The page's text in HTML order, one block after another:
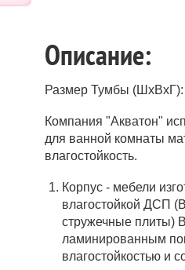
Описание:
Размер Тумбы (ШхВхГ):
Компания "Акватон"
для ванной комнаты
влагостойкость.
Корпус - мебели
влагостойкой ДСП
стружечные плиты)
ламинированным
влагостойкостью и